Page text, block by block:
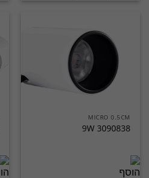
MICRO 0.5CM
3090838 9W